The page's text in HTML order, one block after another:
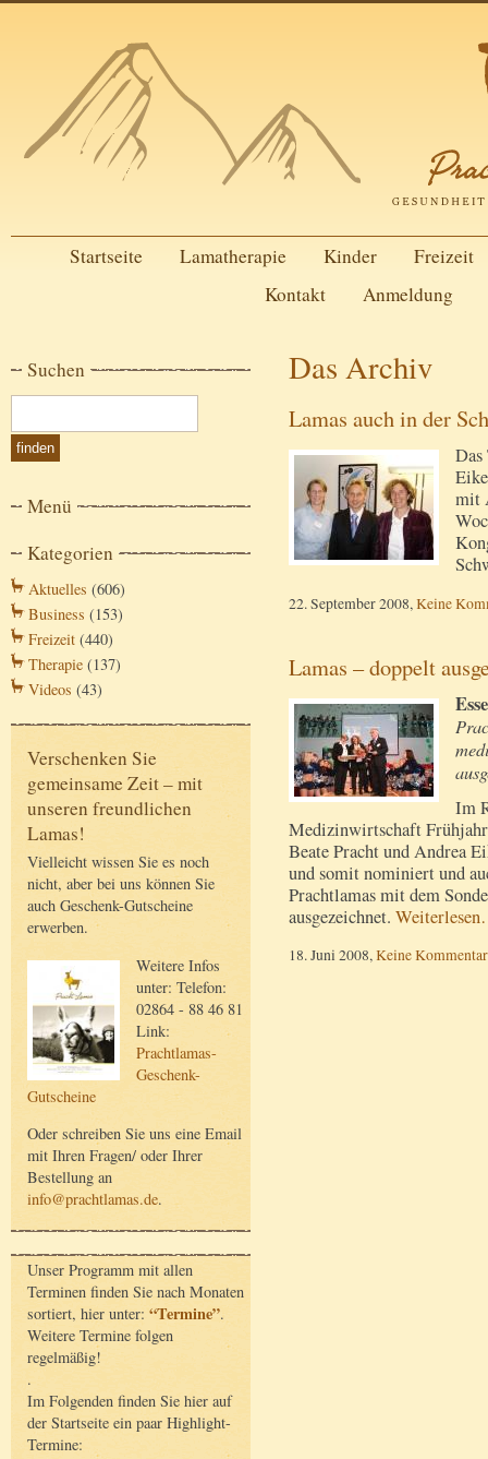
Startseite Lamatherapie Kinder
Freizeit
Kontakt
Anmeldung
Suchen
Menü
Kategorien
Aktuelles (606)
Business (153)
Freizeit (440)
Therapie (137)
Videos (43)
Verschenken Sie
gemeinsame Zeit – mit
unseren freundlichen
Lamas!
Vielleicht wissen Sie es noch
nicht, aber bei uns können Sie
auch Geschenk-Gutscheine
erwerben.
Weitere Infos
unter: Telefon:
02864 - 88 46 81
Link:
Prachtlamas-
Geschenk-
Gutscheine
Oder schreiben Sie uns eine Email
mit Ihren Fragen/ oder Ihrer
Bestellung an
info@prachtlamas.de.
Unser Programm mit allen
Terminen finden Sie nach Monaten
sortiert, hier unter: “Termine”.
Weitere Termine folgen
regelmäßig!
.
Im Folgenden finden Sie hier auf
der Startseite ein paar Highlight-
Termine:
Das Archiv
Lamas auch in der
mit
22. September 2008,Keine
Lamas – doppelt
Im
Medizinwirtschaft
Beate Pracht und Andrea
und somit nominiert und
Prachtlamas mit dem
ausgezeichnet.
18. Juni 2008,Keine